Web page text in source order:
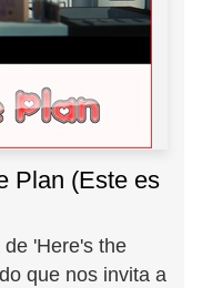
Plan (Este es
'Here's the
que nos invita a